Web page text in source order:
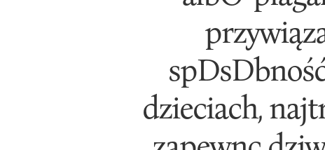
dzieciach,